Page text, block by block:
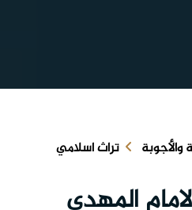
والأجوبة تراث اسلامي
المهدي